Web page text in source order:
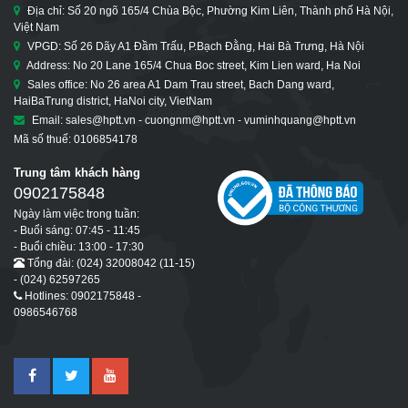
Địa chỉ: Số 20 ngõ 165/4 Chùa Bộc, Phường Kim Liên, Thành phố Hà Nội,
Việt Nam
VPGD: Số 26 Dãy A1 Đầm Trấu, P.Bạch Đằng, Hai Bà Trưng, Hà Nội
Address: No 20 Lane 165/4 Chua Boc street, Kim Lien ward, Ha Noi
Sales office: No 26 area A1 Dam Trau street, Bach Dang ward,
HaiBaTrung district, HaNoi city, VietNam
Email: sales@hptt.vn - cuongnm@hptt.vn - vuminhquang@hptt.vn
Mã số thuế: 0106854178
Trung tâm khách hàng
0902175848
Ngày làm việc trong tuần:
- Buổi sáng: 07:45 - 11:45
- Buổi chiều: 13:00 - 17:30
Tổng đài: (024) 32008042 (11-15)
- (024) 62597265
Hotlines: 0902175848 -
0986546768